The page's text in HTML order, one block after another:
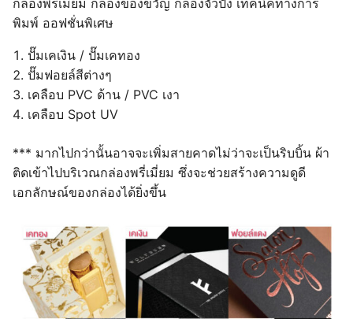
กล่องพรีเมี่ยม กล่องของขวัญ กล่องจั่วปัง เทคนิคทางการ
พิมพ์ ออฟชั่นพิเศษ
ปั๊มเคเงิน / ปั๊มเคทอง
ปั๊มฟอยล์สีต่างๆ
เคลือบ PVC ด้าน / PVC เงา
เคลือบ Spot UV
*** มากไปกว่านั้นอาจจะเพิ่มสายคาดไม่ว่าจะเป็นริบบิ้น ผ้า
ติดเข้าไปบริเวณกล่องพรี่เมี่ยม ซึ่งจะช่วยสร้างความดูดี
เอกลักษณ์ของกล่องได้ยิ่งขึ้น